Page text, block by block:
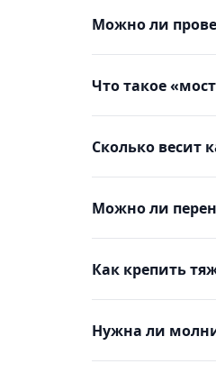
Можно ли
Что такое
Сколько весит
Можно ли
Как крепить
Нужна ли